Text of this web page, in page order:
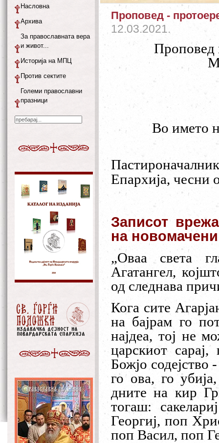
Проповед -
12.03.2021.
Проповед
Во името
Епархија, чесни
Записот
на
„Оваа света
Агатангел,
од следнава
Кога сите
на бајрам го
најдеа, тој не
царскиот
Божјо содејство
го ова, го
дните на кир
тогаш:
Георгиј, поп
поп Васил, поп
Насловна
Архива
За православната вера
и живот...
Историја на МПЦ
Против сектите
Големи православни
празници